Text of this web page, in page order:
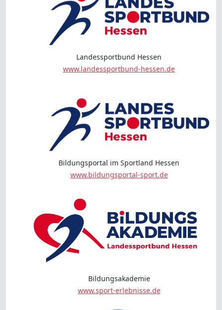
Landessportbund Hessen
www.landessportbund-hessen.de
Bildungsportal im Sportland Hessen
www.bildungsportal-sport.de
Bildungsakademie
www.sport-erlebnisse.de